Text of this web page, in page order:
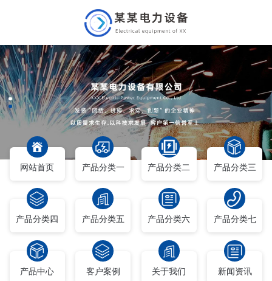
网站首页 产品分类一 产品分类二 产品分类三
产品分类四 产品分类五 产品分类六 产品分类七
产品中心 客户案例 关于我们 新闻资讯